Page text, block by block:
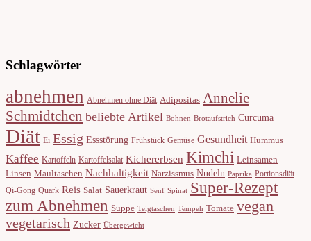
Schlagwörter
abnehmen Abnehmen ohne Diät Adipositas Annelie
Schmidtchen beliebte Artikel Bohnen Brotaufstrich Curcuma
Diät Ei Essig Essstörung Frühstück Gemüse Gesundheit Hummus
Kaffee Kartoffeln Kartoffelsalat Kichererbsen Kimchi Leinsamen
Linsen Maultaschen Nachhaltigkeit Narzissmus Nudeln Paprika Portionsdiät
Qi-Gong Quark Reis Salat Sauerkraut Senf Spinat Super-Rezept
zum Abnehmen Suppe Teigtaschen Tempeh Tomate vegan
vegetarisch Zucker Übergewicht